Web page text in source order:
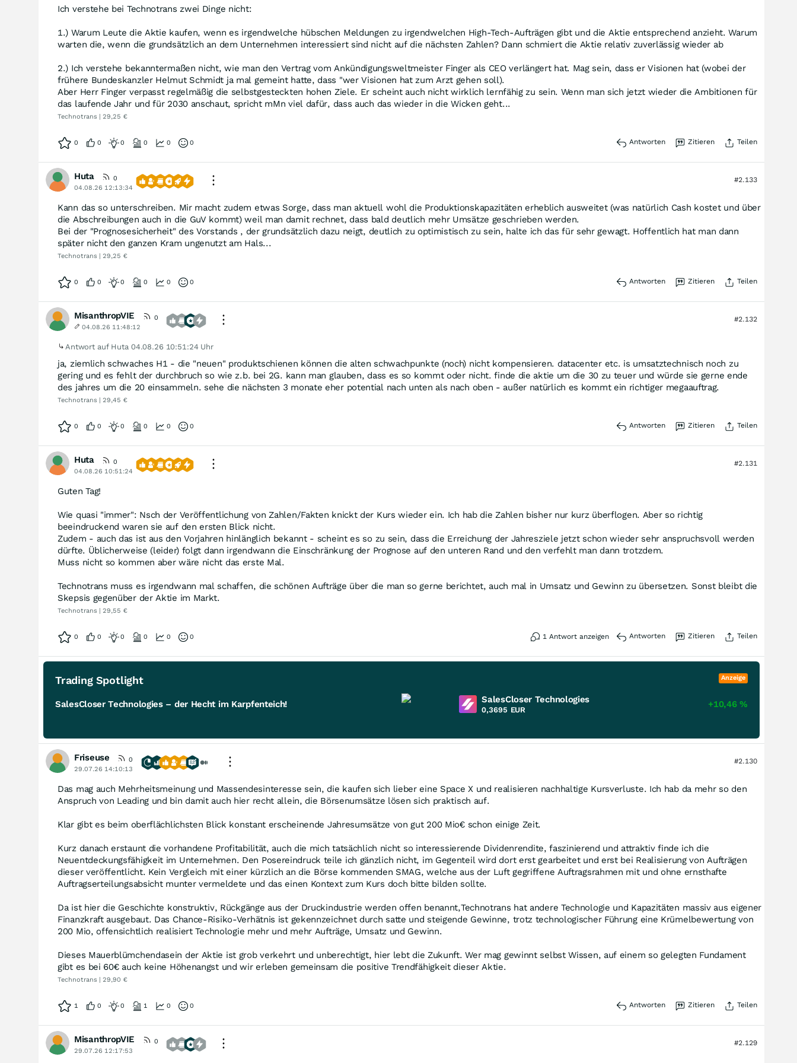
Ich verstehe bei Technotrans zwei Dinge nicht:
1.) Warum Leute die Aktie kaufen, wenn es irgendwelche hübschen Meldungen zu irgendwelchen High-Tech-Aufträgen gibt und die Aktie entsprechend anzieht. Warum
warten die, wenn die grundsätzlich an dem Unternehmen interessiert sind nicht auf die nächsten Zahlen? Dann schmiert die Aktie relativ zuverlässig wieder ab
2.) Ich verstehe bekanntermaßen nicht, wie man den Vertrag vom Ankündigungsweltmeister Finger als CEO verlängert hat. Mag sein, dass er Visionen hat (wobei der
frühere Bundeskanzler Helmut Schmidt ja mal gemeint hatte, dass "wer Visionen hat zum Arzt gehen soll).
Aber Herr Finger verpasst regelmäßig die selbstgesteckten hohen Ziele. Er scheint auch nicht wirklich lernfähig zu sein. Wenn man sich jetzt wieder die Ambitionen für
das laufende Jahr und für 2030 anschaut, spricht mMn viel dafür, dass auch das wieder in die Wicken geht...
Technotrans | 29,25 €
0 0 0 0 0 0 Antworten Zitieren Teilen
Huta
0
04.08.26 12:13:34
#2.133
Kann das so unterschreiben. Mir macht zudem etwas Sorge, dass man aktuell wohl die Produktionskapazitäten erheblich ausweitet (was natürlich Cash kostet und über
die Abschreibungen auch in die GuV kommt) weil man damit rechnet, dass bald deutlich mehr Umsätze geschrieben werden.
Bei der "Prognosesicherheit" des Vorstands , der grundsätzlich dazu neigt, deutlich zu optimistisch zu sein, halte ich das für sehr gewagt. Hoffentlich hat man dann
später nicht den ganzen Kram ungenutzt am Hals...
Technotrans | 29,25 €
0 0 0 0 0 0 Antworten Zitieren Teilen
MisanthropVIE
0
04.08.26 11:48:12
#2.132
Antwort auf Huta 04.08.26 10:51:24 Uhr
ja, ziemlich schwaches H1 - die "neuen" produktschienen können die alten schwachpunkte (noch) nicht kompensieren. datacenter etc. is umsatztechnisch noch zu
gering und es fehlt der durchbruch so wie z.b. bei 2G. kann man glauben, dass es so kommt oder nicht. finde die aktie um die 30 zu teuer und würde sie gerne ende
des jahres um die 20 einsammeln. sehe die nächsten 3 monate eher potential nach unten als nach oben - außer natürlich es kommt ein richtiger megaauftrag.
Technotrans | 29,45 €
0 0 0 0 0 0 Antworten Zitieren Teilen
Huta
0
04.08.26 10:51:24
#2.131
Guten Tag!
Wie quasi "immer": Nsch der Veröffentlichung von Zahlen/Fakten knickt der Kurs wieder ein. Ich hab die Zahlen bisher nur kurz überflogen. Aber so richtig
beeindruckend waren sie auf den ersten Blick nicht.
Zudem - auch das ist aus den Vorjahren hinlänglich bekannt - scheint es so zu sein, dass die Erreichung der Jahresziele jetzt schon wieder sehr anspruchsvoll werden
dürfte. Üblicherweise (leider) folgt dann irgendwann die Einschränkung der Prognose auf den unteren Rand und den verfehlt man dann trotzdem.
Muss nicht so kommen aber wäre nicht das erste Mal.
Technotrans muss es irgendwann mal schaffen, die schönen Aufträge über die man so gerne berichtet, auch mal in Umsatz und Gewinn zu übersetzen. Sonst bleibt die
Skepsis gegenüber der Aktie im Markt.
Technotrans | 29,55 €
0 0 0 0 0 0 1 Antwort anzeigen Antworten Zitieren Teilen
Trading Spotlight Anzeige
SalesCloser Technologies – der Hecht im Karpfenteich! SalesCloser Technologies
0,3695 EUR
+10,46%
Friseuse
0
29.07.26 14:10:13
#2.130
Das mag auch Mehrheitsmeinung und Massendesinteresse sein, die kaufen sich lieber eine Space X und realisieren nachhaltige Kursverluste. Ich hab da mehr so den
Anspruch von Leading und bin damit auch hier recht allein, die Börsenumsätze lösen sich praktisch auf.
Klar gibt es beim oberflächlichsten Blick konstant erscheinende Jahresumsätze von gut 200 Mio€ schon einige Zeit.
Kurz danach erstaunt die vorhandene Profitabilität, auch die mich tatsächlich nicht so interessierende Dividenrendite, faszinierend und attraktiv finde ich die
Neuentdeckungsfähigkeit im Unternehmen. Den Posereindruck teile ich gänzlich nicht, im Gegenteil wird dort erst gearbeitet und erst bei Realisierung von Aufträgen
dieser veröffentlicht. Kein Vergleich mit einer kürzlich an die Börse kommenden SMAG, welche aus der Luft gegriffene Auftragsrahmen mit und ohne ernsthafte
Auftragserteilungsabsicht munter vermeldete und das einen Kontext zum Kurs doch bitte bilden sollte.
Da ist hier die Geschichte konstruktiv, Rückgänge aus der Druckindustrie werden offen benannt,Technotrans hat andere Technologie und Kapazitäten massiv aus eigener
Finanzkraft ausgebaut. Das Chance-Risiko-Verhätnis ist gekennzeichnet durch satte und steigende Gewinne, trotz technologischer Führung eine Krümelbewertung von
200 Mio, offensichtlich realisiert Technologie mehr und mehr Aufträge, Umsatz und Gewinn.
Dieses Mauerblümchendasein der Aktie ist grob verkehrt und unberechtigt, hier lebt die Zukunft. Wer mag gewinnt selbst Wissen, auf einem so gelegten Fundament
gibt es bei 60€ auch keine Höhenangst und wir erleben gemeinsam die positive Trendfähigkeit dieser Aktie.
Technotrans | 29,90 €
1 0 0 1 0 0 Antworten Zitieren Teilen
MisanthropVIE
0
29.07.26 12:17:53
#2.129